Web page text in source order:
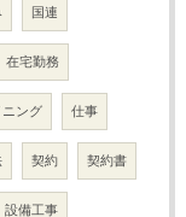
国連
在宅勤務
ニング 仕事
契約 契約書
設備工事